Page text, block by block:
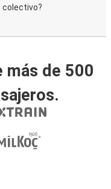
colectivo?
más de 500